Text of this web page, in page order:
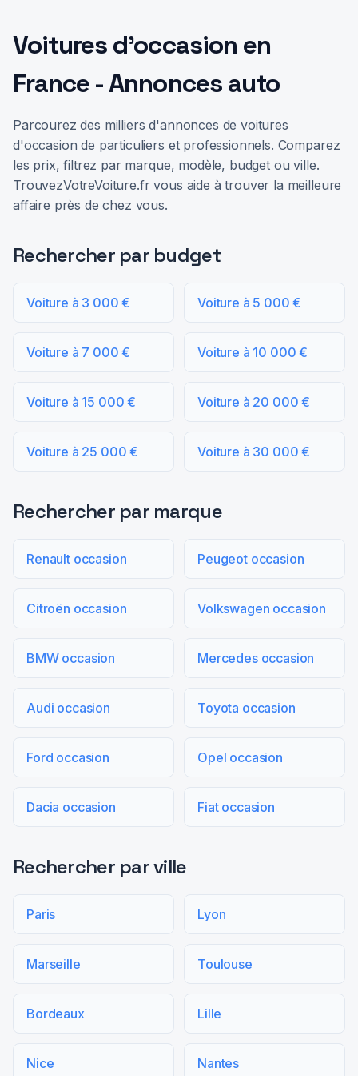
Voitures d'occasion en
France - Annonces auto
Parcourez des milliers d'annonces de voitures
d'occasion de particuliers et professionnels. Comparez
les prix, filtrez par marque, modèle, budget ou ville.
TrouvezVotreVoiture.fr vous aide à trouver la meilleure
affaire près de chez vous.
Rechercher par budget
Voiture à 3 000 € Voiture à 5 000 €
Voiture à 7 000 € Voiture à 10 000 €
Voiture à 15 000 € Voiture à 20 000 €
Voiture à 25 000 € Voiture à 30 000 €
Rechercher par marque
Renault occasion Peugeot occasion
Citroën occasion Volkswagen occasion
BMW occasion Mercedes occasion
Audi occasion Toyota occasion
Ford occasion Opel occasion
Dacia occasion Fiat occasion
Rechercher par ville
Paris Lyon
Marseille Toulouse
Bordeaux Lille
Nice Nantes